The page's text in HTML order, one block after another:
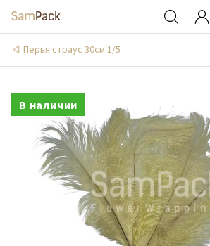
Перья страус 30см 1/5
В наличии